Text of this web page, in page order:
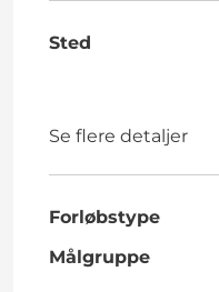
Sted
Se flere detaljer
Forløbstype
Målgruppe